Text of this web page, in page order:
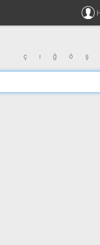
ç ı ğ ö ş